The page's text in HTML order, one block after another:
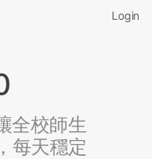
Login
全校師生
每天穩定